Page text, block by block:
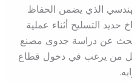
الذي يضمن الحفاظ
التسليح أثناء عملية
عن دراسة جدوى مصنع
من يرغب في دخول قطاع